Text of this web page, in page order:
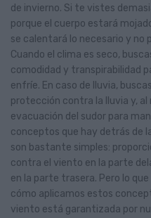
de invierno. Si te vistes
porque el cuerpo estará
se calentará lo necesario y no
Cuando el clima es seco,
comodidad y transpirabilidad
enfríe. En caso de lluvia,
protección contra la lluvia y,
evacuación del sudor para
conceptos que hay detrás de
son bastante simples:
contra el viento en la parte
en la parte trasera. Pero lo
cómo aplicamos estos
viento está garantizada por